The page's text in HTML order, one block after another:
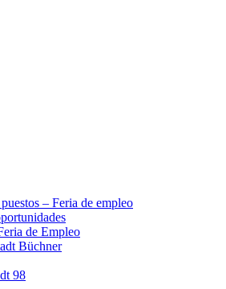
– Feria de empleo
de Empleo
Büchner
98